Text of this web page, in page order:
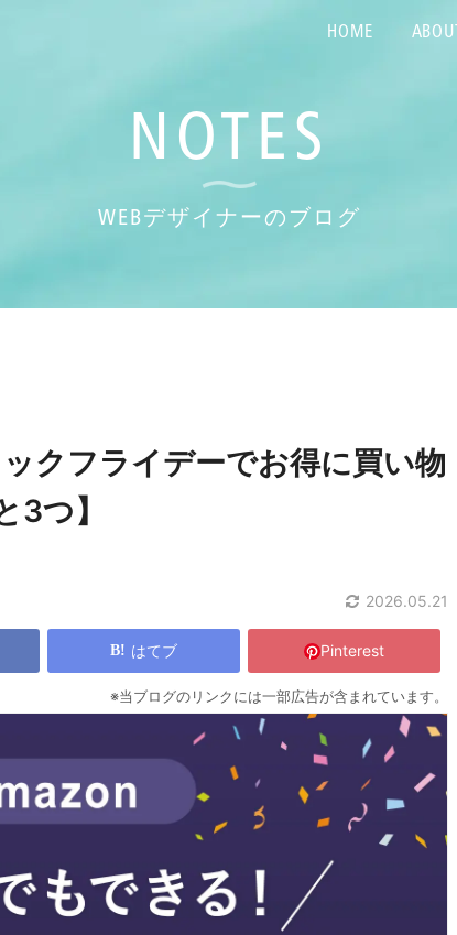
HOME ABOUT
NOTES
WEBデザイナーのブログ
クフライデーでお得に買い物
3つ】
2026.05.21
はてブ Pinterest
※当ブログのリンクには一部広告が含まれています。